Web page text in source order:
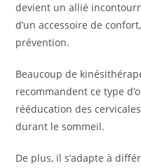
devient un allié
d’un accessoire de
prévention.
Beaucoup de
recommandent ce type
rééducation des
durant le sommeil.
De plus, il s’adapte à